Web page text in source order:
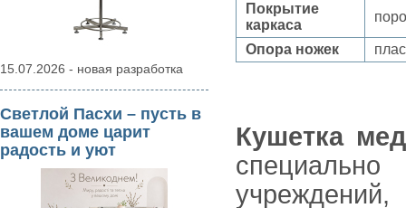
15.07.2026 - новая разработка
Светлой Пасхи – пусть в
вашем доме царит
радость и уют
Покрытие
каркаса
Опора ножек
Кушетка